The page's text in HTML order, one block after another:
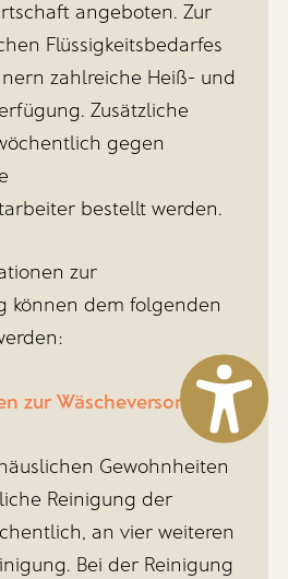
angeboten. Zur
Flüssigkeitsbedarfes
zahlreiche Heiß- und
Zusätzliche
gegen
bestellt werden.
zur
können dem folgenden
zur Wäscheversorgung
Gewohnheiten
Reinigung der
an vier weiteren
Bei der Reinigung